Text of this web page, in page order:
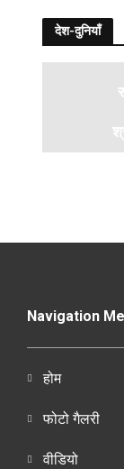
देश-दुनियाँ
Navigation
होम
फोटो गैलरी
वीडियो